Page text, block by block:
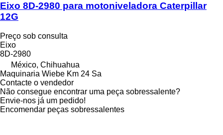
Eixo 8D-2980 para motoniveladora Caterpillar
12G
Preço sob consulta
Eixo
8D-2980
México, Chihuahua
Maquinaria Wiebe Km 24 Sa
Contacte o vendedor
Não consegue encontrar uma peça sobressalente?
Envie-nos já um pedido!
Encomendar peças sobressalentes